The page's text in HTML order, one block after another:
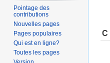
C
Pointage des
contributions
Nouvelles pages
Pages populaires
Qui est en ligne?
Toutes les pages